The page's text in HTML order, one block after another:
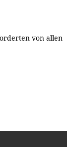
von allen